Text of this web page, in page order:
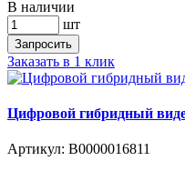
В наличии
шт
Запросить
Заказать в 1 клик
Цифровой гибридный
Артикул: В0000016811